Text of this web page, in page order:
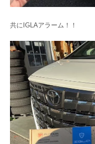
共にIGLAアラーム！！